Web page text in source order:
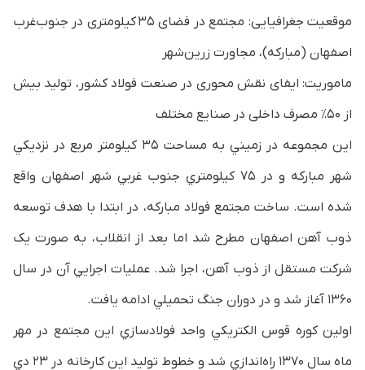
موقعیت جغرافیایی: مجتمع در فضای ۳۵ کیلومتری در جنوب‌غرب
اصفهان (مبارکه)، مجاورت زرین‌شهر
ماموریت: ایفای نقش محوری در صنعت فولاد کشور، تولید بیش
از ۵۰٪ مصرف داخلی در صنایع مختلف
این مجموعه در زميني به مساحت 35 کیلومتر مربع در نزديكي
شهر مباركه و در 75 كيلومتري جنوب غربي شهر اصفهان واقع
شده است. ساخت مجتمع فولاد مبارکه، در ابتدا با هدف توسعه
ذوب آهن اصفهان مطرح شد اما بعد از انقلاب، به صورت یک
شرکت مستقل از ذوب آهن، اجرا شد. عمليات اجرايي آن در سال
1360 آغاز شد و در دوران جنگ تحميلي ادامه يافت.
اولين كوره قوس الكتريكي واحد فولادسازي اين مجتمع در مهر
ماه سال 1370 راه‌اندازي شد و خطوط توليد اين كارخانه در 23 دي